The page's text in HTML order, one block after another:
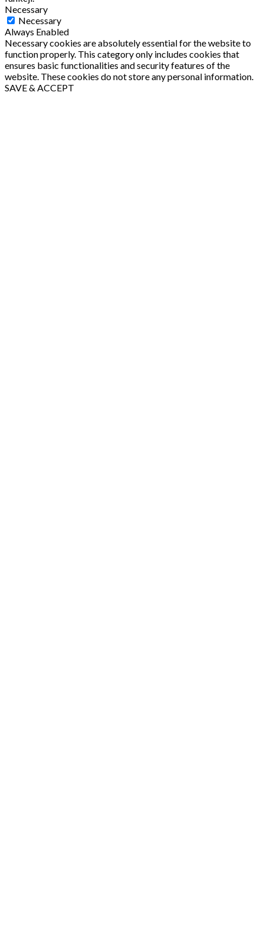
Necessary
Necessary
Always Enabled
Necessary cookies are absolutely essential for the website to
function properly. This category only includes cookies that
ensures basic functionalities and security features of the
website. These cookies do not store any personal information.
SAVE & ACCEPT